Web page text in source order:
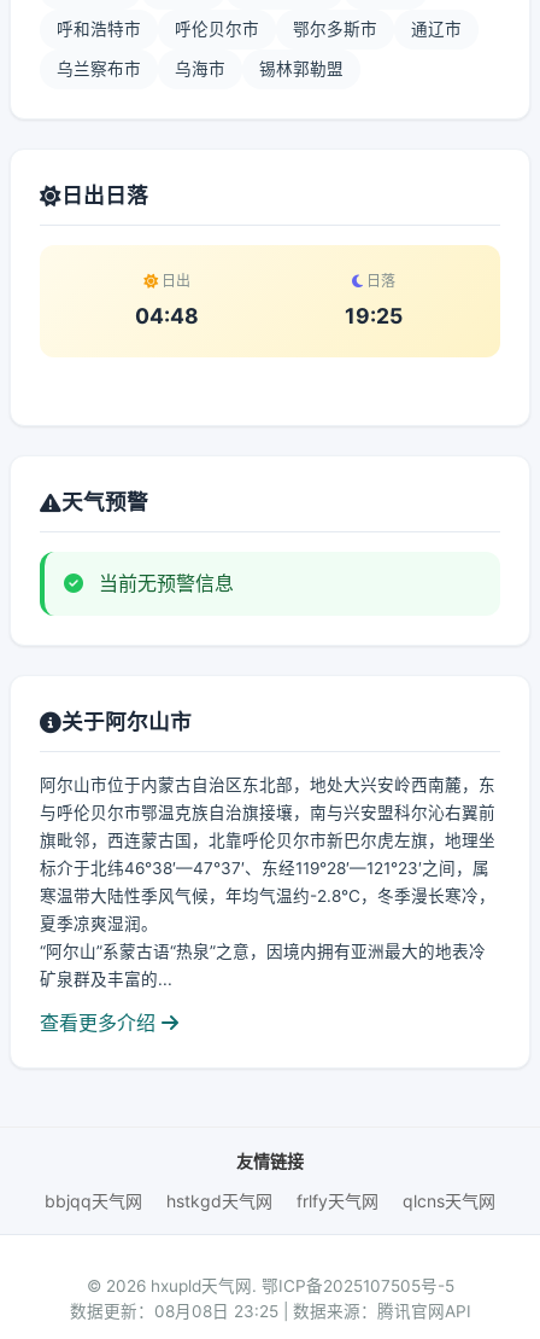
呼和浩特市 呼伦贝尔市 鄂尔多斯市 通辽市
乌兰察布市 乌海市 锡林郭勒盟
日出日落
日出
04:48
日落
19:25
天气预警
当前无预警信息
关于阿尔山市
阿尔山市位于内蒙古自治区东北部，地处大兴安岭西南麓，东
与呼伦贝尔市鄂温克族自治旗接壤，南与兴安盟科尔沁右翼前
旗毗邻，西连蒙古国，北靠呼伦贝尔市新巴尔虎左旗，地理坐
标介于北纬46°38′—47°37′、东经119°28′—121°23′之间，属
寒温带大陆性季风气候，年均气温约-2.8℃，冬季漫长寒冷，
夏季凉爽湿润。
“阿尔山”系蒙古语“热泉”之意，因境内拥有亚洲最大的地表冷
矿泉群及丰富的...
查看更多介绍
友情链接
bbjqq天气网
hstkgd天气网 frlfy天气网 qlcns天气网
© 2026 hxupld天气网. 鄂ICP备2025107505号-5
数据更新：08月08日 23:25 | 数据来源：腾讯官网API